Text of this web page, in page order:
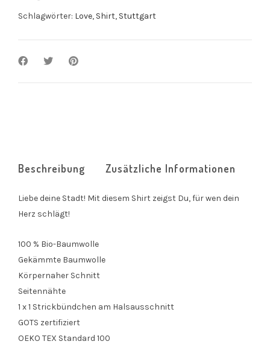
Schlagwörter: Love, Shirt, Stuttgart
Beschreibung Zusätzliche Informationen
Liebe deine Stadt! Mit diesem Shirt zeigst Du, für wen dein
Herz schlägt!
100 % Bio-Baumwolle
Gekämmte Baumwolle
Körpernaher Schnitt
Seitennähte
1 x 1 Strickbündchen am Halsausschnitt
GOTS zertifiziert
OEKO TEX Standard 100